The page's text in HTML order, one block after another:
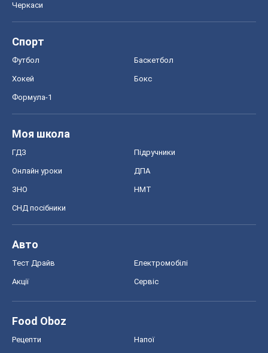
Черкаси
Спорт
Футбол Баскетбол
Хокей Бокс
Формула-1
Моя школа
ГДЗ Підручники
Онлайн уроки ДПА
ЗНО НМТ
СНД посібники
Авто
Тест Драйв Електромобілі
Акції Сервіс
Food Oboz
Рецепти Напої